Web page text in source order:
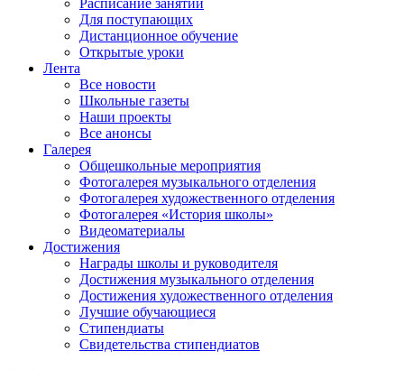
Расписание занятий
Для поступающих
Дистанционное обучение
Открытые уроки
Лента
Все новости
Школьные газеты
Наши проекты
Все анонсы
Галерея
Общешкольные мероприятия
Фотогалерея музыкального отделения
Фотогалерея художественного отделения
Фотогалерея «История школы»
Видеоматериалы
Достижения
Награды школы и руководителя
Достижения музыкального отделения
Достижения художественного отделения
Лучшие обучающиеся
Стипендиаты
Свидетельства стипендиатов